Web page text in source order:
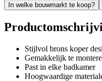
In welke bouwmarkt te koop?
Stijlvol brons koper
Gemakkelijk te
Past in elke badkamer
Hoogwaardige